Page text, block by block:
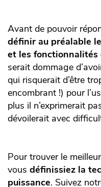
Avant de pouvoir
définir au préalable
et les fonctionnalités
serait dommage
qui risquerait d’être
encombrant !) pour
plus il n’exprimerait
dévoilerait avec
Pour trouver le
vous définissiez la
puissance. Suivez